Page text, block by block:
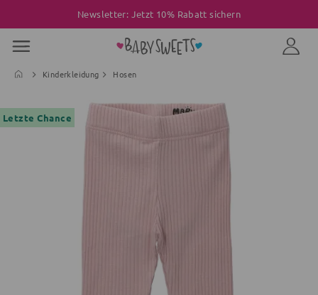
Newsletter: Jetzt 10% Rabatt sichern
Kinderkleidung Hosen
Letzte Chance